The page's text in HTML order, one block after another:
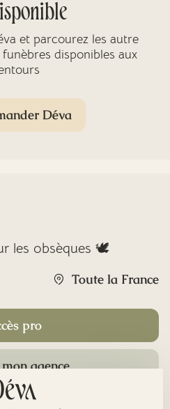
et parcourez les autre
disponibles aux
Déva
les obsèques 🕊️
Toute la France
pro
agence